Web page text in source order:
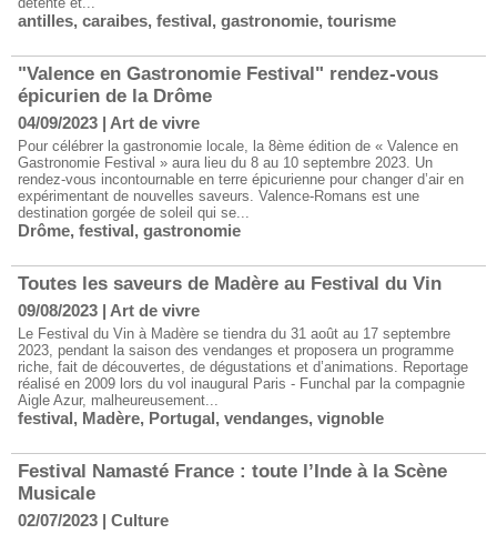
antilles, caraibes, festival, gastronomie, tourisme
"Valence en Gastronomie Festival" rendez-vous
épicurien de la Drôme
04/09/2023 | Art de vivre
Pour célébrer la gastronomie locale, la 8ème édition de « Valence en
Gastronomie Festival » aura lieu du 8 au 10 septembre 2023. Un
rendez-vous incontournable en terre épicurienne pour changer d’air en
expérimentant de nouvelles saveurs. Valence-Romans est une
destination gorgée de soleil qui se...
Drôme, festival, gastronomie
​Toutes les saveurs de Madère au Festival du Vin
09/08/2023 | Art de vivre
Le Festival du Vin à Madère se tiendra du 31 août au 17 septembre
2023, pendant la saison des vendanges et proposera un programme
riche, fait de découvertes, de dégustations et d’animations. Reportage
réalisé en 2009 lors du vol inaugural Paris - Funchal par la compagnie
Aigle Azur, malheureusement...
festival, Madère, Portugal, vendanges, vignoble
Festival Namasté France : toute l’Inde à la Scène
Musicale
02/07/2023 | Culture